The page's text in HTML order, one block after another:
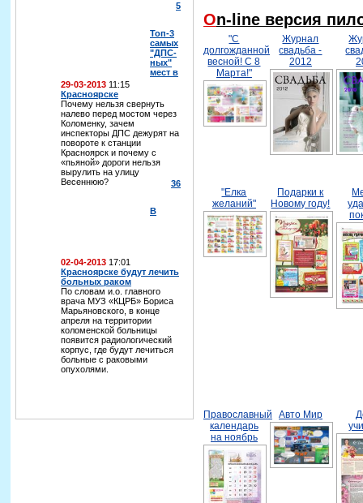
5
29-03-2013 11:15
Топ-3
самых
"ДПС-
ных"
мест в
Красноярске
Почему нельзя свернуть
налево перед мостом через
Коломенку, зачем
инспекторы ДПС дежурят на
повороте к станции
Красноярск и почему с
«пьяной» дороги нельзя
вырулить на улицу
Весеннюю?
36
02-04-2013 17:01
В
Красноярске будут лечить
больных раком
По словам и.о. главного
врача МУЗ «КЦРБ» Бориса
Марьяновского, в конце
апреля на территории
коломенской больницы
появится радиологический
корпус, где будут лечиться
больные с раковыми
опухолями.
On-line версия
"С
долгожданной
весной! С 8
Марта!"
Журнал
свадьба -
2012
"Елка
желаний"
Подарки к
Новому году!
Православный
календарь
на ноябрь
Авто Мир